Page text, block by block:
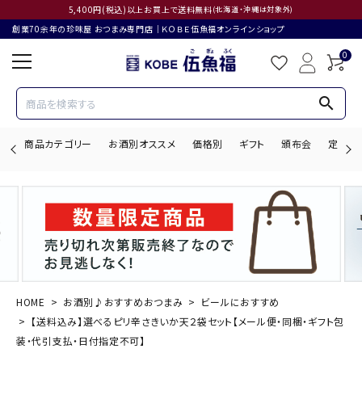
5,400円(税込)以上お買上で送料無料(北海道・沖縄は対象外)
創業70余年の珍味屋 おつまみ専門店│ＫＯＢＥ伍魚福オンラインショップ
0
search
商品カテゴリー お酒別オススメ 価格別 ギフト 頒布会 定期購
search
ACCOUNT MENU
ログイン
HOME お酒別♪おすすめおつまみ
ビールにおすすめ
【送料込み】選べるピリ辛さきいか天２袋セット【メール便・同梱・ギフト包
装・代引支払・日付指定不可】